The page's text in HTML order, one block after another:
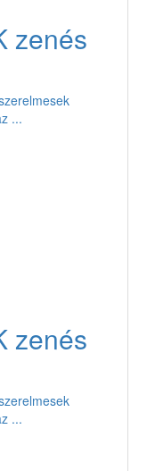
zenés
...
zenés
...